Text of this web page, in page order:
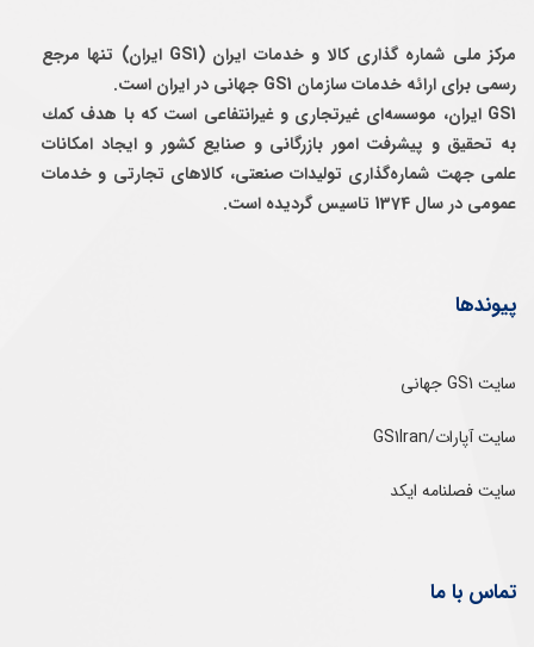
مرکز ملی شماره گذاری کالا و خدمات ایران (GS1 ایران) تنها مرجع
رسمی برای ارائه خدمات سازمان GS1 جهانی در ایران است.
GS1 ایران، موسسه‌ای غيرتجاری و غيرانتفاعی است كه با هدف كمك
به تحقيق و پيشرفت امور بازرگانی و صنايع كشور و ايجاد امكانات
علمی جهت شماره‌گذاری توليدات صنعتی، كالاهای تجارتی و خدمات
عمومی در سال 1374 تاسيس گرديده است.
پیوندها
سایت GS1 جهانی
سایت آپارات/GS1Iran
سایت فصلنامه ایکد
تماس با ما